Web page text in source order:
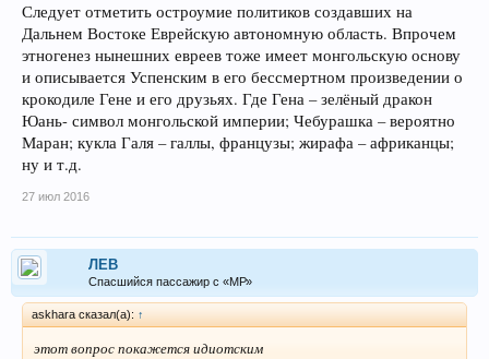
Следует отметить остроумие политиков создавших на
Дальнем Востоке Еврейскую автономную область. Впрочем
этногенез нынешних евреев тоже имеет монгольскую основу
и описывается Успенским в его бессмертном произведении о
крокодиле Гене и его друзьях. Где Гена – зелёный дракон
Юань- символ монгольской империи; Чебурашка – вероятно
Маран; кукла Галя – галлы, французы; жирафа – африканцы;
ну и т.д.
27 июл 2016
ЛEB
Спасшийся пассажир с «МР»
askhara сказал(а): ↑
этот вопрос покажется идиотским